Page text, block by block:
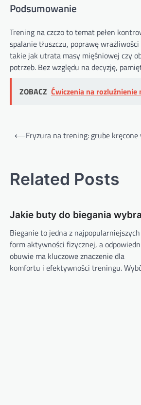
Podsumowanie
Trening na czczo to temat pełen
spalanie tłuszczu, poprawę
takie jak utrata masy mięśniowej czy
potrzeb. Bez względu na decyzję,
ZOBACZ Ćwiczenia na
Nawigacja
⟵Fryzura na trening: grube kręcone
Related Posts
Jakie buty do biegania
Bieganie to jedna z najpopularniejszych
form aktywności fizycznej, a
obuwie ma kluczowe znaczenie dla
komfortu i efektywności treningu.